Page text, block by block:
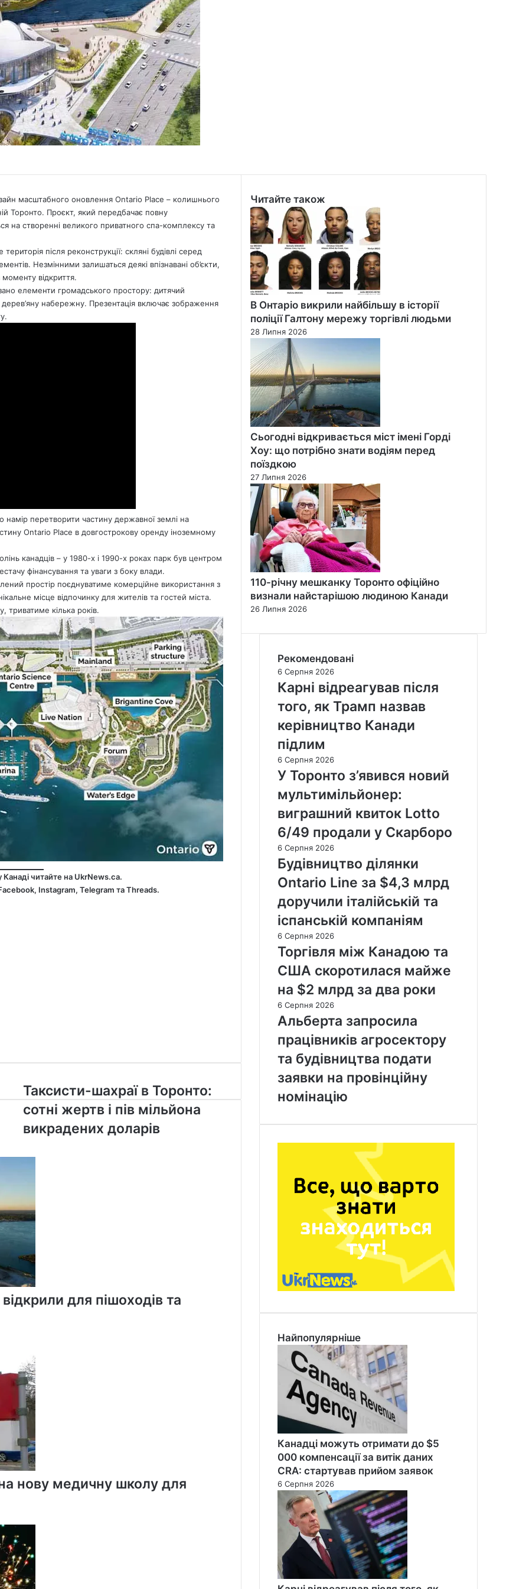
масштабного оновлення Ontario Place – колишнього
Торонто. Проєкт, який передбачає повну
на створенні великого приватного спа-комплексу та
після реконструкції: скляні будівлі серед
Незмінними залишаться деякі впізнавані об’єкти,
відкриття.
елементи громадського простору: дитячий
набережну. Презентація включає зображення
намір перетворити частину державної землі на
Ontario Place в довгострокову оренду іноземному
канадців – у 1980-х і 1990-х роках парк був центром
фінансування та уваги з боку влади.
простір поєднуватиме комерційне використання з
місце відпочинку для жителів та гостей міста.
триватиме кілька років.
Канаді читайте на UkrNews.ca.
, Instagram, Telegram таThreads.
Таксисти-
шахраї
в
Торонто:
сотні
доларів
Таксисти-шахраї в Торонто:
сотні жертв і пів мільйона
викрадених доларів
для пішоходів та
нову медичну школу для
Читайте також
Close
В Онтаріо викрили найбільшу в історії
поліції Галтону мережу торгівлі людьми
28 Липня 2026
Сьогодні відкривається міст імені Горді
Хоу: що потрібно знати водіям перед
поїздкою
27 Липня 2026
110-річну мешканку Торонто офіційно
визнали найстарішою людиною Канади
26 Липня 2026
Рекомендовані
6 Серпня 2026
Карні відреагував після
того, як Трамп назвав
керівництво Канади
підлим
6 Серпня 2026
У Торонто з’явився новий
мультимільйонер:
виграшний квиток Lotto
6/49 продали у Скарборо
6 Серпня 2026
Будівництво ділянки
Ontario Line за $4,3 млрд
доручили італійській та
іспанській компаніям
6 Серпня 2026
Торгівля між Канадою та
США скоротилася майже
на $2 млрд за два роки
6 Серпня 2026
Альберта запросила
працівників агросектору
та будівництва подати
заявки на провінційну
номінацію
Найпопулярніше
Канадці можуть отримати до $5
000 компенсації за витік даних
CRA: стартував прийом заявок
6 Серпня 2026